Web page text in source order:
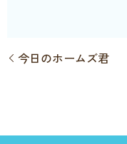
今日のホームズ君